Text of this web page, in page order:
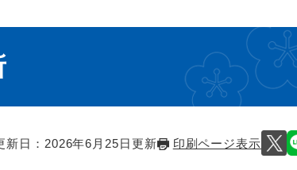
新日：2026年6月25日更新 印刷ページ表示